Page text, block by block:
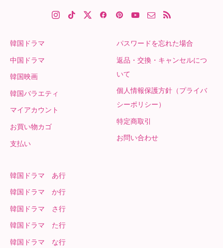
韓国ドラマ
中国ドラマ
韓国映画
韓国バラエティ
マイアカウント
お買い物カゴ
支払い
パスワードを忘れた場合
返品・交換・キャンセルにつ
いて
個人情報保護方針（プライバ
シーポリシー）
特定商取引
お問い合わせ
韓国ドラマ あ行
韓国ドラマ か行
韓国ドラマ さ行
韓国ドラマ た行
韓国ドラマ な行